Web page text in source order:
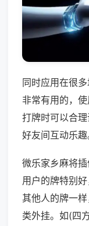
同时应用在很
非常有用的，
打牌时可以合
好友间互动乐趣
微乐家乡麻将
用户的牌特别
其他人的牌一
类外挂。如(四